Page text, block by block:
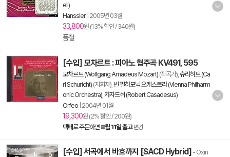
ell)
Hanssler| 2005년 03월
33,800원 (13% 할인 / 340원)
품절
[수입] 모차르트 : 피아노 협주곡 KV491, 595
모차르트 (Wolfgang Amadeus Mozart) (작곡가), 슈리히트 (Ca
rl Schuricht) (지휘자), 빈 필하모닉 오케스트라 (Vienna Philharm
onic Orchestra) 카자드쉬 (Robert Casadesus)
Orfeo 2004년 01월
19,300원 (2% 할인 / 200원)
택배로 주문하면 8월 11일 출고 변경
[수입] 서곡에서 바흐까지 [SACD Hybrid] - Oxin